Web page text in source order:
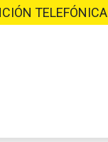
TELEFÓNICA